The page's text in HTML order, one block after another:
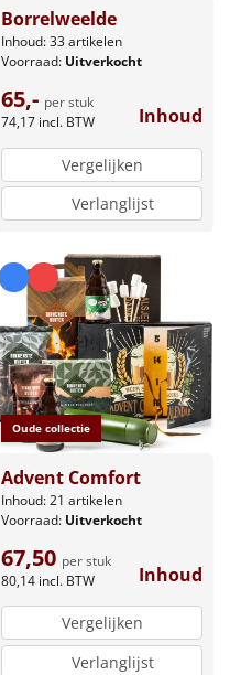
Borrelweelde
Inhoud: 33 artikelen
Voorraad: Uitverkocht
65,- per stuk
74,17 incl. BTW Inhoud
Vergelijken
Verlanglijst
Oude collectie
Advent Comfort
Inhoud: 21 artikelen
Voorraad: Uitverkocht
67,50 per stuk
80,14 incl. BTW Inhoud
Vergelijken
Verlanglijst